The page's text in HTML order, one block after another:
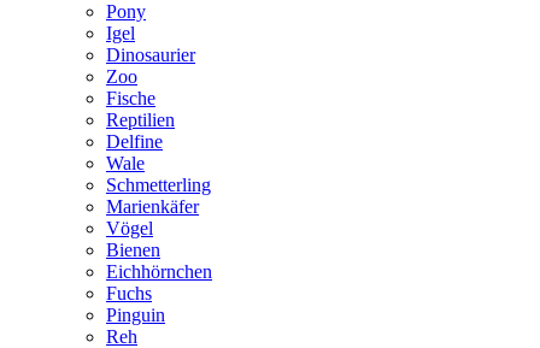
Pony
Igel
Dinosaurier
Zoo
Fische
Reptilien
Delfine
Wale
Schmetterling
Marienkäfer
Vögel
Bienen
Eichhörnchen
Fuchs
Pinguin
Reh